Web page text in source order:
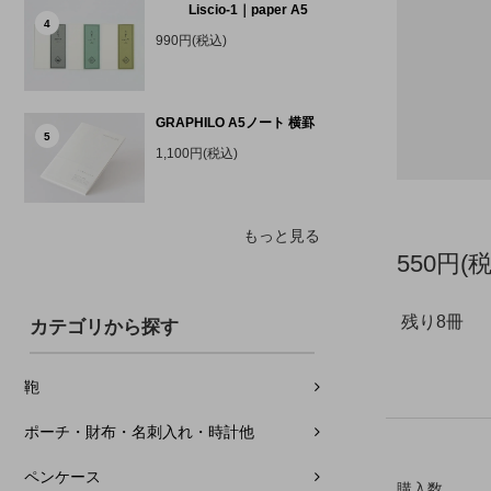
4
Liscio-1｜paper A5
990円(税込)
5
GRAPHILO A5ノート 横罫
1,100円(税込)
もっと見る
カテゴリから探す
鞄
ポーチ・財布・名刺入れ・時計他
ペンケース
550円(
残り8冊